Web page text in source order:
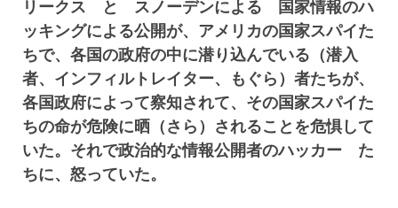
リークス と スノーデンによる 国家情報のハ
ッキングによる公開が、アメリカの国家スパイた
ちで、各国の政府の中に潜り込んでいる（潜入
者、インフィルトレイター、もぐら）者たちが、
各国政府によって察知されて、その国家スパイた
ちの命が危険に晒（さら）されることを危惧して
いた。それで政治的な情報公開者のハッカー た
ちに、怒っていた。